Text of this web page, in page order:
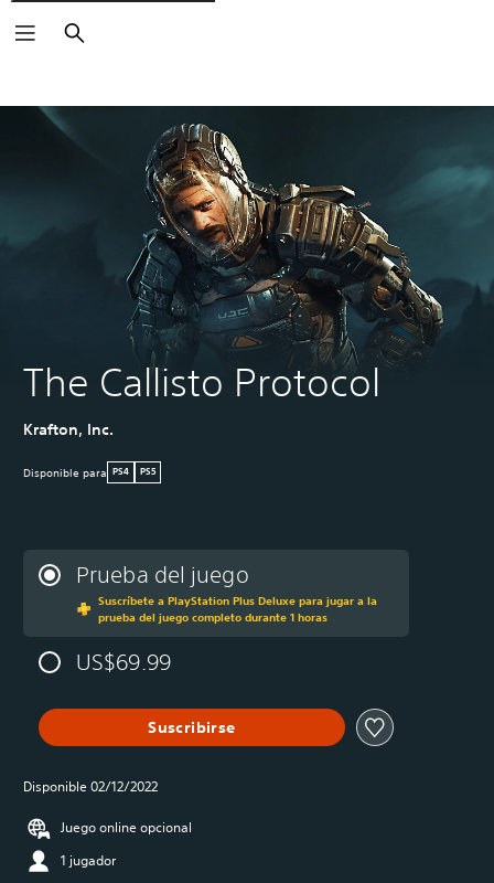
Buscar
The Callisto Protocol
Krafton, Inc.
Disponible para PS4 PS5
Prueba del juego
Suscríbete a PlayStation Plus Deluxe para jugar a la
prueba del juego completo durante 1 horas
US$69.99
Suscribirse
Disponible 02/12/2022
Juego online opcional
1 jugador